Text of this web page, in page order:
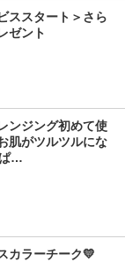
ススタート＞さら
ゼント
ンジング初めて使
肌がツルツルにな
…
カラーチーク💛